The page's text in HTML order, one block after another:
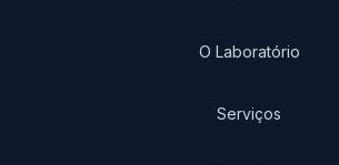
O Laboratório
Serviços